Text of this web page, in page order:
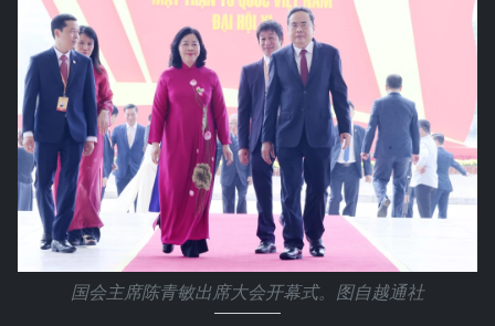
国会主席陈青敏出席大会开幕式。图自越通社